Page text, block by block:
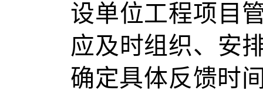
设单位工程项目
应及时组织、安
确定具体反馈时